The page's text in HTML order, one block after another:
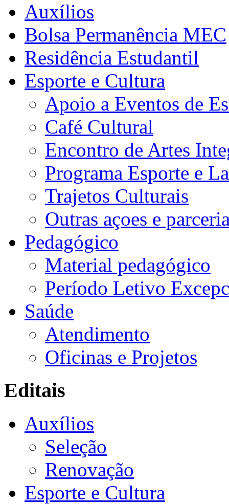
Auxílios
Bolsa Permanência MEC
Residência Estudantil
Esporte e Cultura
Apoio a Eventos de
Café Cultural
Encontro de Artes
Programa Esporte e
Trajetos Culturais
Outras açoes e
Pedagógico
Material pedagógico
Período Letivo
Saúde
Atendimento
Oficinas e Projetos
Editais
Auxílios
Seleção
Renovação
Esporte e Cultura